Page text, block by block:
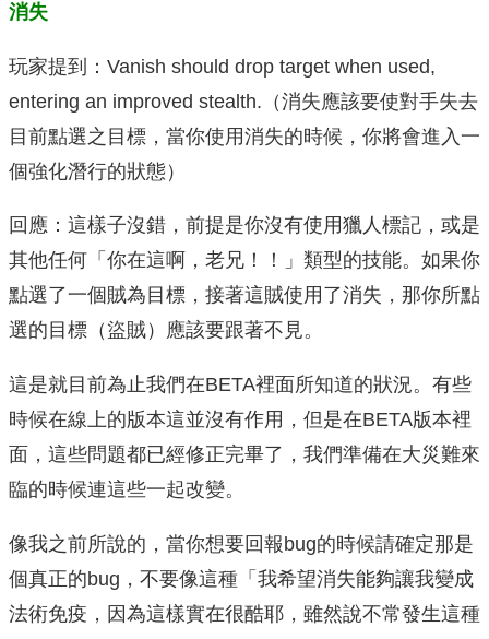
消失
玩家提到：Vanish should drop target when used,
entering an improved stealth.（消失應該要使對手失去
目前點選之目標，當你使用消失的時候，你將會進入一
個強化潛行的狀態）
回應：這樣子沒錯，前提是你沒有使用獵人標記，或是
其他任何「你在這啊，老兄！！」類型的技能。如果你
點選了一個賊為目標，接著這賊使用了消失，那你所點
選的目標（盜賊）應該要跟著不見。
這是就目前為止我們在BETA裡面所知道的狀況。有些
時候在線上的版本這並沒有作用，但是在BETA版本裡
面，這些問題都已經修正完畢了，我們準備在大災難來
臨的時候連這些一起改變。
像我之前所說的，當你想要回報bug的時候請確定那是
個真正的bug，不要像這種「我希望消失能夠讓我變成
法術免疫，因為這樣實在很酷耶，雖然說不常發生這種